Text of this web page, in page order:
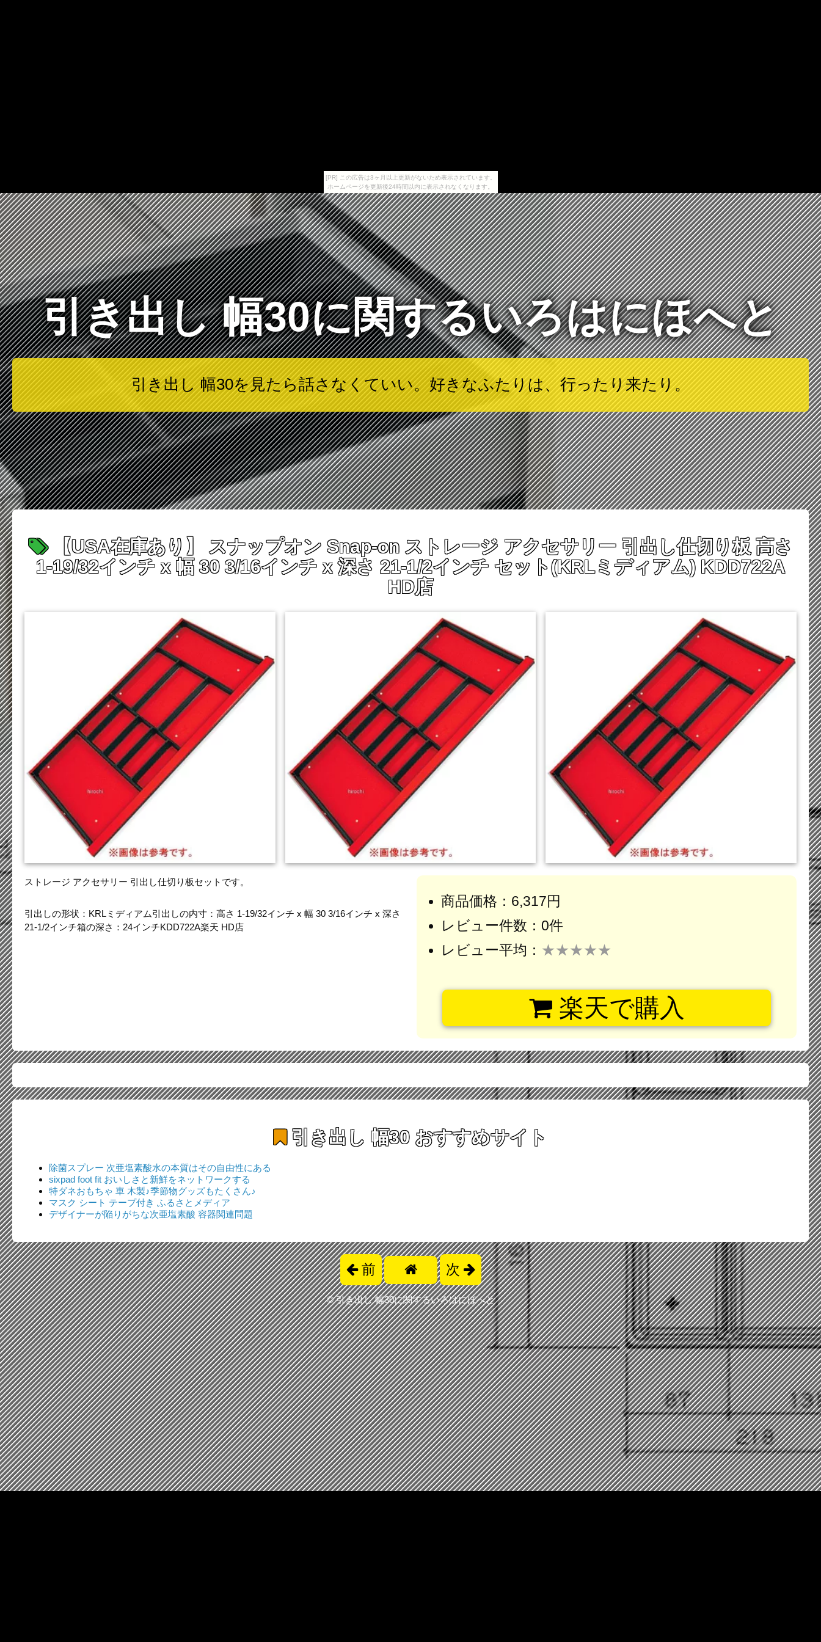
[PR] この広告は3ヶ月以上更新がないため表示されています。
ホームページを更新後24時間以内に表示されなくなります。
引き出し 幅30に関するいろはにほへと
引き出し 幅30を見たら話さなくていい。好きなふたりは、行ったり来たり。
【USA在庫あり】 スナップオン Snap-on ストレージ アクセサリー 引出し仕切り板 高さ
1-19/32インチ x 幅 30 3/16インチ x 深さ 21-1/2インチ セット(KRLミディアム) KDD722A
HD店
ストレージ アクセサリー 引出し仕切り板セットです。
引出しの形状：KRLミディアム引出しの内寸：高さ 1-19/32インチ x 幅 30 3/16インチ x 深さ
21-1/2インチ箱の深さ：24インチKDD722A楽天 HD店
商品価格：6,317円
レビュー件数：0件
レビュー平均： ★★★★★
楽天で購入
引き出し 幅30 おすすめサイト
除菌スプレー 次亜塩素酸水の本質はその自由性にある
sixpad foot fit おいしさと新鮮をネットワークする
特ダネおもちゃ 車 木製♪季節物グッズもたくさん♪
マスク シート テープ付き ふるさとメディア
デザイナーが陥りがちな次亜塩素酸 容器関連問題
前 次
©引き出し 幅30に関するいろはにほへと